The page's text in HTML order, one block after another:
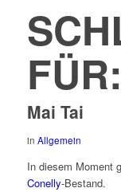
FÜR:
Mai Tai
in Allgemein
In diesem Moment
Conelly-Bestand.